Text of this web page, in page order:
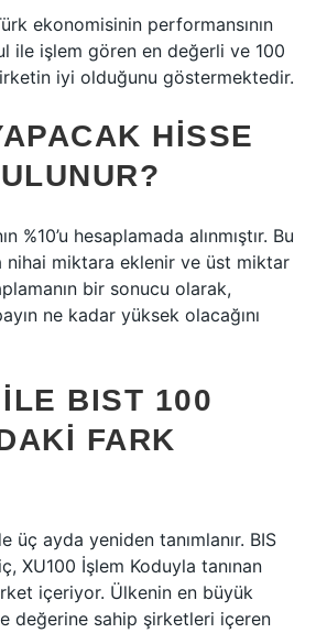
ekonomisinin performansının
ile işlem gören en değerli ve 100
iyi olduğunu göstermektedir.
HISSE
%10’u hesaplamada alınmıştır. Bu
nihai miktara eklenir ve üst miktar
bir sonucu olarak,
ne kadar yüksek olacağını
BIST 100
FARK
üç ayda yeniden tanımlanır. BIS
XU100 İşlem Koduyla tanınan
içeriyor. Ülkenin en büyük
değerine sahip şirketleri içeren